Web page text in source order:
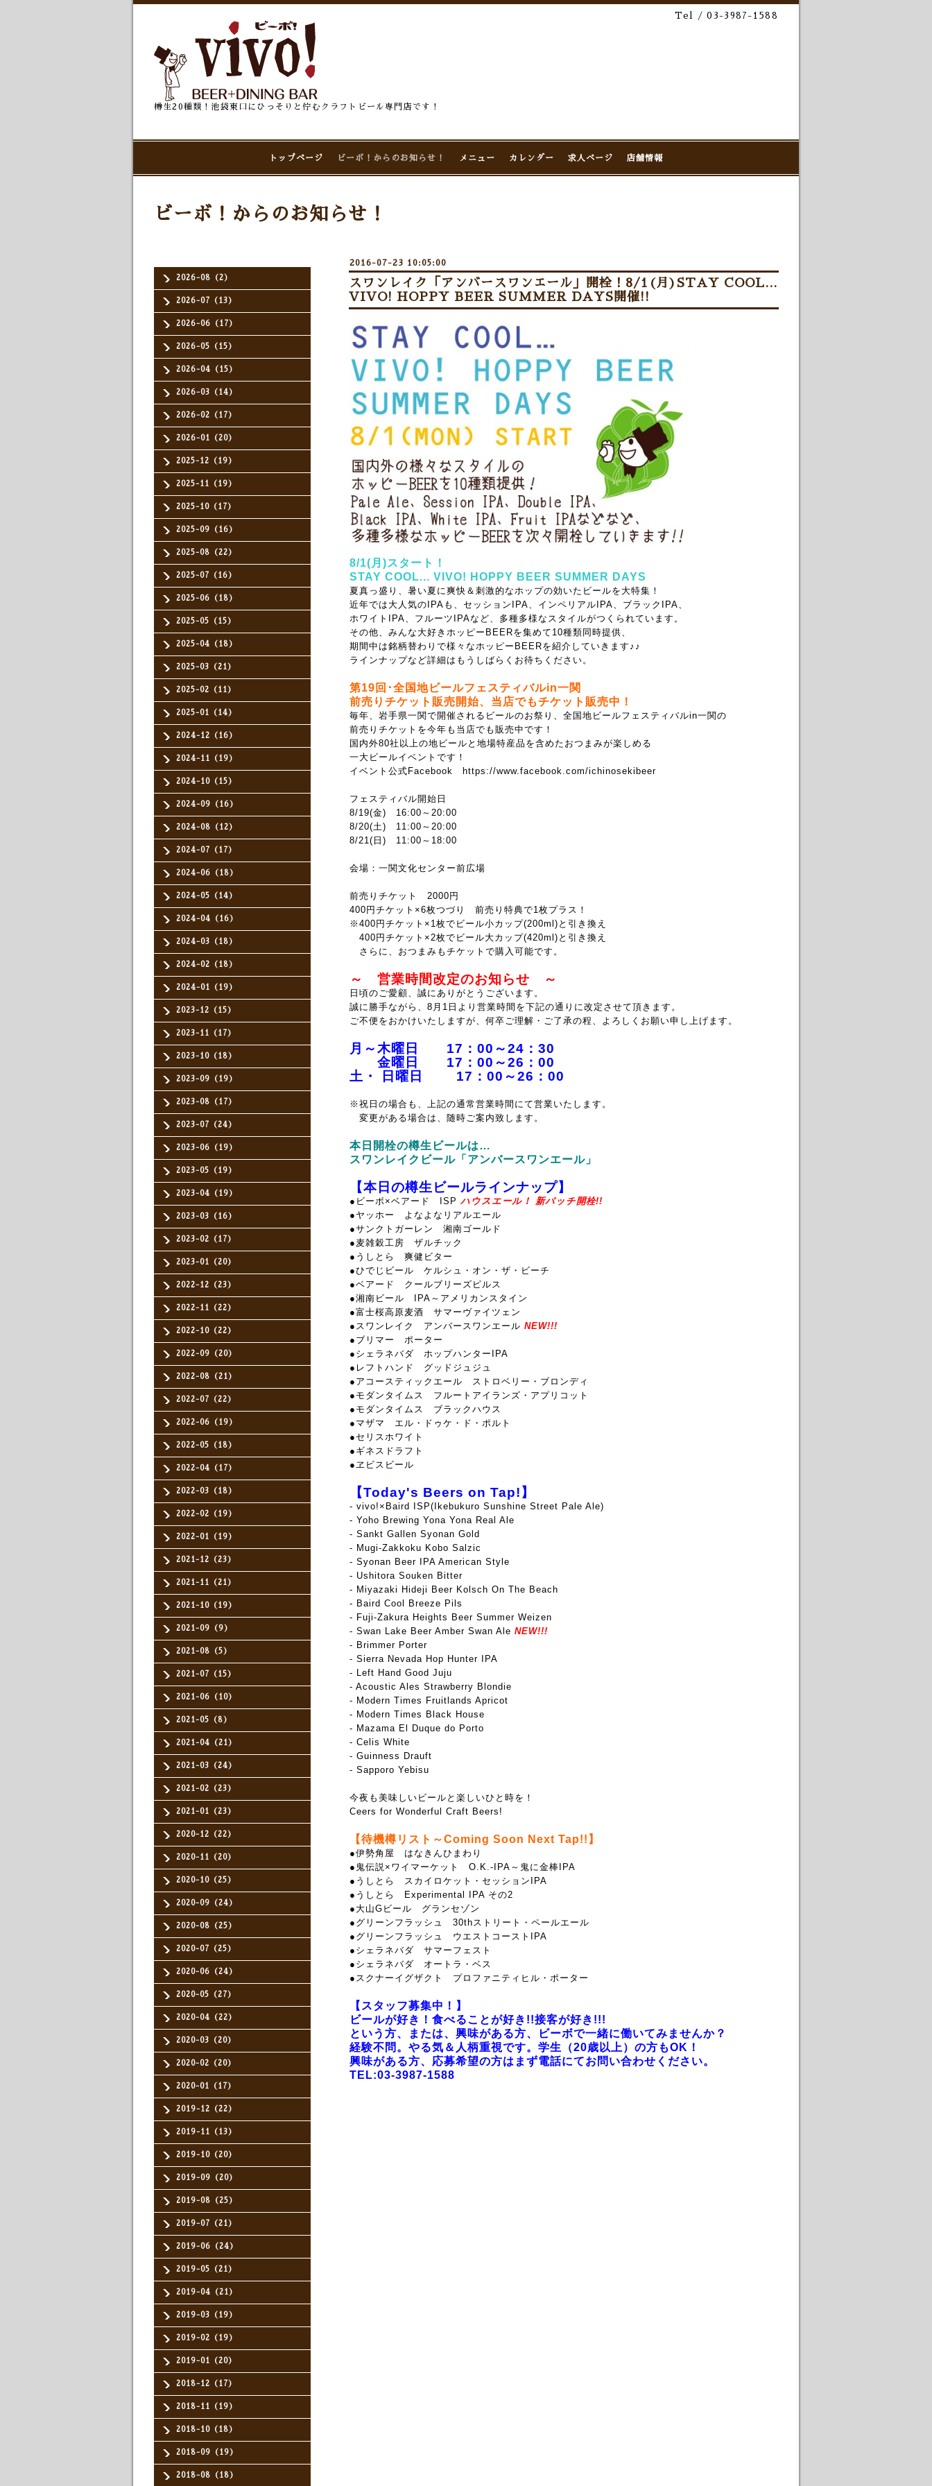
Tel / 03-3987-1588
樽生20種類！池袋東口にひっそりと佇むクラフトビール専門店です！
トップページ ビーボ！からのお知らせ！ メニュー カレンダー 求人ページ 店舗情報
2026-08（2）
2026-07（13）
2026-06（17）
2026-05（15）
2026-04（15）
2026-03（14）
2026-02（17）
2026-01（20）
2025-12（19）
2025-11（19）
2025-10（17）
2025-09（16）
2025-08（22）
2025-07（16）
2025-06（18）
2025-05（15）
2025-04（18）
2025-03（21）
2025-02（11）
2025-01（14）
2024-12（16）
2024-11（19）
2024-10（15）
2024-09（16）
2024-08（12）
2024-07（17）
2024-06（18）
2024-05（14）
2024-04（16）
2024-03（18）
2024-02（18）
2024-01（19）
2023-12（15）
2023-11（17）
2023-10（18）
2023-09（19）
2023-08（17）
2023-07（24）
2023-06（19）
2023-05（19）
2023-04（19）
2023-03（16）
2023-02（17）
2023-01（20）
2022-12（23）
2022-11（22）
2022-10（22）
2022-09（20）
2022-08（21）
2022-07（22）
2022-06（19）
2022-05（18）
2022-04（17）
2022-03（18）
2022-02（19）
2022-01（19）
2021-12（23）
2021-11（21）
2021-10（19）
2021-09（9）
2021-08（5）
2021-07（15）
2021-06（10）
2021-05（8）
2021-04（21）
2021-03（24）
2021-02（23）
2021-01（23）
2020-12（22）
2020-11（20）
2020-10（25）
2020-09（24）
2020-08（25）
2020-07（25）
2020-06（24）
2020-05（27）
2020-04（22）
2020-03（20）
2020-02（20）
2020-01（17）
2019-12（22）
2019-11（13）
2019-10（20）
2019-09（20）
2019-08（25）
2019-07（21）
2019-06（24）
2019-05（21）
2019-04（21）
2019-03（19）
2019-02（19）
2019-01（20）
2018-12（17）
2018-11（19）
2018-10（18）
2018-09（19）
2018-08（18）
ビーボ！からのお知らせ！
2016-07-23 10:05:00
スワンレイク「アンバースワンエール」開栓！8/1(月)STAY COOL...
VIVO! HOPPY BEER SUMMER DAYS開催!!
8/1(月)スタート
！
STAY COOL... VIVO! HOPPY BEER SUMMER DAYS
夏真っ盛り、暑い夏に爽快＆刺激的なホップの効いたビールを大特集！
近年では大人気のIPAも、セッションIPA、インペリアルIPA、ブラックIPA、
ホワイトIPA、フルーツIPAなど、 多種多様なスタイルがつくられています。
その他、みんな大好きホッピーBEERを集めて10種類同時提供、
期間中は銘柄替わりで様々なホッピーBEERを紹介していきます♪♪
ラインナップなど詳細はもうしばらくお待ちください。
第19回･全国地ビールフェスティバルin一関
前売りチケット販売開始、当店でもチケット販売中！
毎年、岩手県一関で開催されるビールのお祭り、全国地ビールフェスティバルin一関の
前売りチケットを今年も当店でも販売中です！
国内外80社以上の地ビールと地場特産品を含めたおつまみが楽しめる
一大ビールイベントです！
イベント公式Facebook
https://www.facebook.com/ichinosekibeer
フェスティバル開始日
8/19(金) 16:00～20:00
8/20(土) 11:00～20:00
8/21(日) 11:00～18:00
会場：一関文化センター前広場
前売りチケット 2000円
400円チケット×6枚つづり 前売り特典で1枚プラス！
※400円チケット×1枚でビール小カップ(200ml)と引き換え
400円チケット×2枚でビール大カップ(420ml)と引き換え
さらに、おつまみもチケットで購入可能です。
～ 営業時間改定のお知らせ ～
日頃のご愛顧、誠にありがとうございます。
誠に勝手ながら、8月1日より営業時間を下記の通りに改定させて頂きます。
ご不便をおかけいたしますが、何卒ご理解・ご了承の程、よろしくお願い申し上げます。
月～木曜日 17：00～24：30
金曜日 17：00～26：00
土・ 日曜日 17：00～26：00
※祝日の場合も、上記の通常営業時間にて営業いたします。
変更がある場合は、随時ご案内致します。
本日開栓の樽生ビールは…
スワンレイクビール「アンバースワンエール」
【本日の樽生ビールラインナップ】
●ビーボ×ベアード ISP ハウスエール！ 新バッチ開栓!!
●ヤッホー よなよなリアルエール
●サンクトガーレン 湘南ゴールド
●麦雑穀工房 ザルチック
●うしとら 爽健ビター
●ひでじビール ケルシュ・オン・ザ・ビーチ
●ベアード クールブリーズピルス
●湘南ビール IPA～アメリカンスタイン
●富士桜高原麦酒 サマーヴァイツェン
●スワンレイク アンバースワンエール NEW!!!
●ブリマー ポーター
●シェラネバダ ホップハンターIPA
●レフトハンド グッドジュジュ
●アコースティックエール ストロベリー・ブロンディ
●モダンタイムス フルートアイランズ・アプリコット
●モダンタイムス ブラックハウス
●マザマ エル・ドゥケ・ド・ポルト
●セリスホワイト
●ギネスドラフト
●ヱビスビール
【Today's Beers on Tap!】
- vivo!×Baird ISP(Ikebukuro Sunshine Street Pale Ale)
- Yoho Brewing Yona Yona Real Ale
- Sankt Gallen Syonan Gold
- Mugi-Zakkoku Kobo Salzic
- Syonan Beer IPA American Style
- Ushitora Souken Bitter
- Miyazaki Hideji Beer Kolsch On The Beach
- Baird Cool Breeze Pils
- Fuji-Zakura Heights Beer Summer Weizen
- Swan Lake Beer Amber Swan Ale NEW!!!
- Brimmer Porter
- Sierra Nevada Hop Hunter IPA
- Left Hand Good Juju
- Acoustic Ales Strawberry Blondie
- Modern Times Fruitlands Apricot
- Modern Times Black House
- Mazama El Duque do Porto
- Celis White
- Guinness Drauft
- Sapporo Yebisu
今夜も美味しいビールと楽しいひと時を！
Ceers for Wonderful Craft Beers!
【待機樽リスト～Coming Soon Next Tap!!】
●伊勢角屋 はなきんひまわり
●鬼伝説×ワイマーケット O.K.-IPA～鬼に金棒IPA
●うしとら スカイロケット・セッションIPA
●うしとら Experimental IPA その2
●大山Gビール グランセゾン
●グリーンフラッシュ 30thストリート・ペールエール
●グリーンフラッシュ ウエストコーストIPA
●シェラネバダ サマーフェスト
●シェラネバダ オートラ・ベス
●スクナーイグザクト プロファニティヒル・ポーター
【スタッフ募集中！】
ビールが好き！食べることが好き!!接客が好き!!!
という方、または、興味がある方、ビーボで一緒に働いてみませんか？
経験不問。やる気＆人柄重視です。学生（20歳以上）の方もOK！
興味がある方、応募希望の方はまず電話にてお問い合わせください。
TEL:03-3987-1588